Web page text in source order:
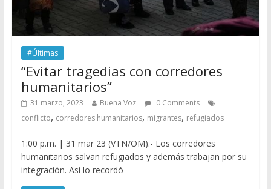
#Últimas
“Evitar tragedias con corredores
humanitarios”
31 marzo, 2023 Buena Voz
0 Comments
conflicto, corredores humanitarios, migrantes, refugiados
1:00 p.m. | 31 mar 23 (VTN/OM).- Los corredores
humanitarios salvan refugiados y además trabajan por su
integración. Así lo recordó